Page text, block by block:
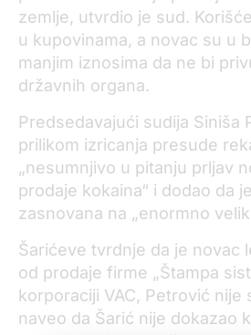
zemlje, utvrdio je sud.
u kupovinama, a novac su u
manjim iznosima da ne bi
državnih organa.
Predsedavajući sudija Siniša
prilikom izricanja presude
„nesumnjivo u pitanju prljav
prodaje kokaina“ i dodao da
zasnovana na „enormno
Šarićeve tvrdnje da je novac
od prodaje firme „Štampa
korporaciji VAC, Petrović nije
naveo da Šarić nije dokazao